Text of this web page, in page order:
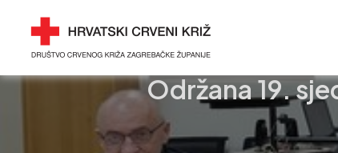
Održana 19.
navigation